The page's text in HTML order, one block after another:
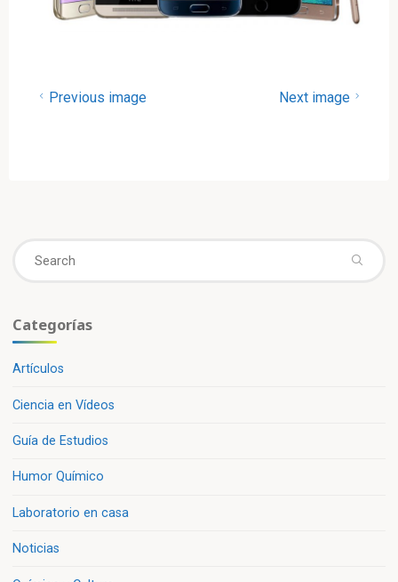
Previous image Next image
Categorías
Artículos
Ciencia en Vídeos
Guía de Estudios
Humor Químico
Laboratorio en casa
Noticias